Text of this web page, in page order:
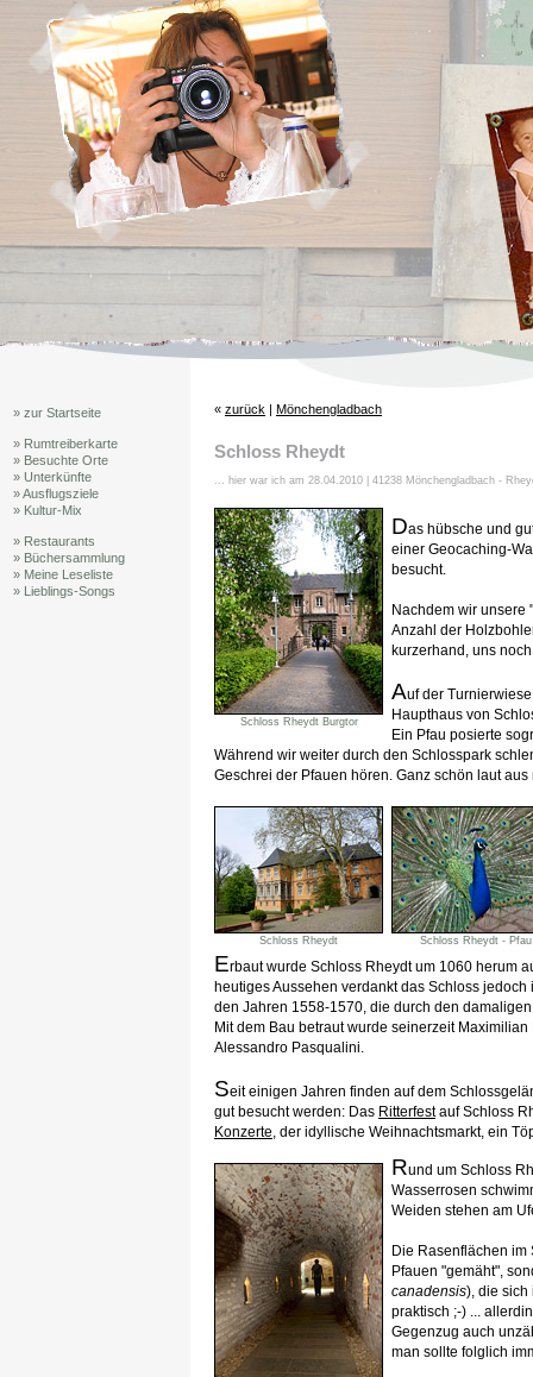
» zur Startseite
» Rumtreiberkarte
» Besuchte Orte
» Unterkünfte
» Ausflugsziele
» Kultur-Mix
» Restaurants
» Büchersammlung
» Meine Leseliste
» Lieblings-Songs
« zurück | Mönchengladbach
Schloss Rheydt
... hier war ich am 28.04.2010 | 41238 Mönchengladbach -
Schloss Rheydt Burgtor
Das hübsche und
einer Geocaching-
besucht.
Nachdem wir unsere
Anzahl der
kurzerhand, uns
Auf der
Haupthaus von
Ein Pfau posierte
Während wir weiter durch den Schlosspark
Geschrei der Pfauen hören. Ganz schön laut aus
Schloss Rheydt Schloss Rheydt - Pfau
Erbaut wurde Schloss Rheydt um 1060 herum
heutiges Aussehen verdankt das Schloss
den Jahren 1558-1570, die durch den
Mit dem Bau betraut wurde seinerzeit
Alessandro Pasqualini.
Seit einigen Jahren finden auf dem
gut besucht werden: Das Ritterfestauf Schloss
Konzerte , der idyllische Weihnachtsmarkt, ein
Rund um Schloss
Wasserrosen
Weiden stehen am
Die Rasenflächen
Pfauen "gemäht",
canadensis), die sich
praktisch ;-) ...
Gegenzug auch
man sollte folglich